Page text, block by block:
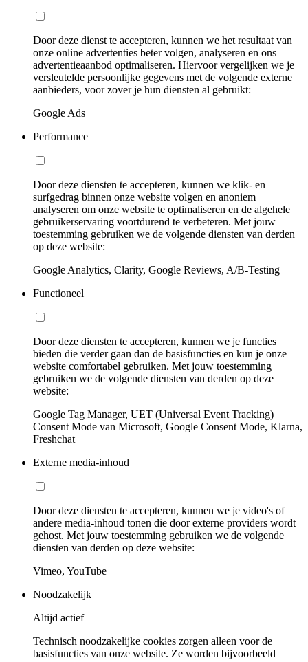
Door deze dienst te accepteren, kunnen we het resultaat van
onze online advertenties beter volgen, analyseren en ons
advertentieaanbod optimaliseren. Hiervoor vergelijken we je
versleutelde persoonlijke gegevens met de volgende externe
aanbieders, voor zover je hun diensten al gebruikt:
Google Ads
Performance
Door deze diensten te accepteren, kunnen we klik- en
surfgedrag binnen onze website volgen en anoniem
analyseren om onze website te optimaliseren en de algehele
gebruikerservaring voortdurend te verbeteren. Met jouw
toestemming gebruiken we de volgende diensten van derden
op deze website:
Google Analytics, Clarity, Google Reviews, A/B-Testing
Functioneel
Door deze diensten te accepteren, kunnen we je functies
bieden die verder gaan dan de basisfuncties en kun je onze
website comfortabel gebruiken. Met jouw toestemming
gebruiken we de volgende diensten van derden op deze
website:
Google Tag Manager, UET (Universal Event Tracking)
Consent Mode van Microsoft, Google Consent Mode, Klarna,
Freshchat
Externe media-inhoud
Door deze diensten te accepteren, kunnen we je video's of
andere media-inhoud tonen die door externe providers wordt
gehost. Met jouw toestemming gebruiken we de volgende
diensten van derden op deze website:
Vimeo, YouTube
Noodzakelijk
Altijd actief
Technisch noodzakelijke cookies zorgen alleen voor de
basisfuncties van onze website. Ze worden bijvoorbeeld